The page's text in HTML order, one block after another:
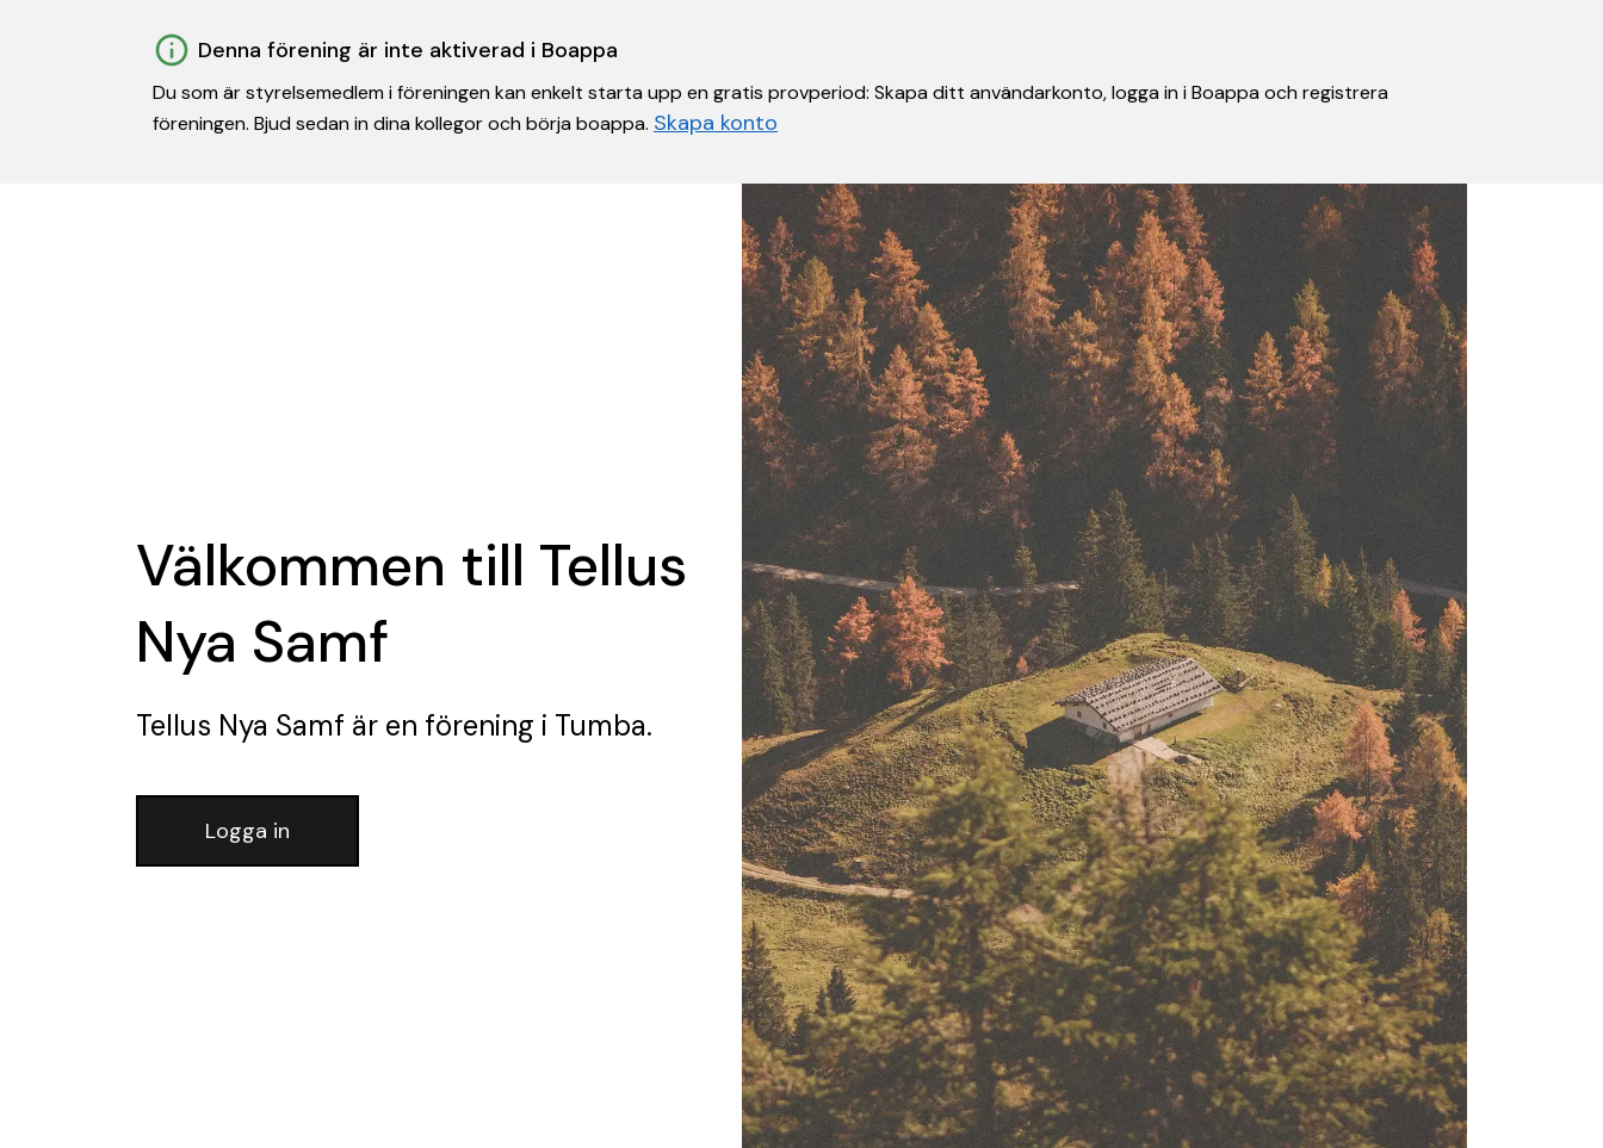
Denna förening är inte aktiverad i Boappa
Du som är styrelsemedlem i föreningen kan enkelt starta upp en gratis provperiod: Skapa ditt användarkonto, logga in i Boappa och registrera
föreningen. Bjud sedan in dina kollegor och börja boappa. Skapa konto
Välkommen till Tellus
Nya Samf
Tellus Nya Samf är en förening i Tumba.
Logga in